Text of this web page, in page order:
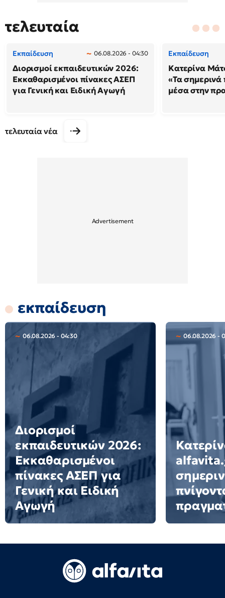
τελευταία
Εκπαίδευση 06.08.2026 - 04:30
Διορισμοί εκπαιδευτικών 2026:
Εκκαθαρισμένοι πίνακες ΑΣΕΠ
για Γενική και Ειδική Αγωγή
Εκπαίδευση
Κατερίνα
«Τα σημερινά
μέσα στην
τελευταία νέα
εκπαίδευση
06.08.2026 - 04:30
Διορισμοί
εκπαιδευτικών 2026:
Εκκαθαρισμένοι
πίνακες ΑΣΕΠ για
Γενική και Ειδική
Αγωγή
06.08.2026 -